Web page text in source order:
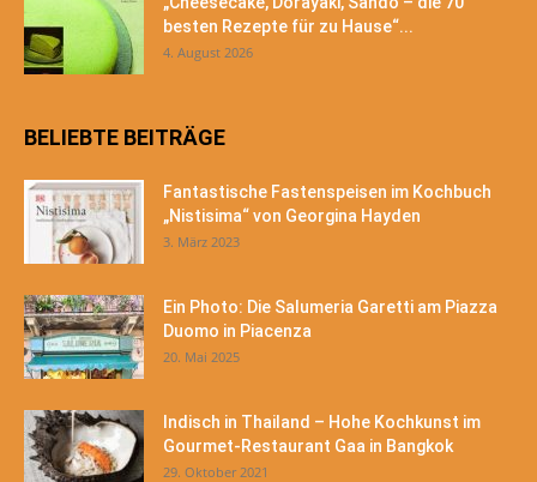
besten Rezepte für zu Hause“...
4. August 2026
BELIEBTE BEITRÄGE
Fantastische Fastenspeisen im Kochbuch
„Nistisima“ von Georgina Hayden
3. März 2023
Ein Photo: Die Salumeria Garetti am Piazza
Duomo in Piacenza
20. Mai 2025
Indisch in Thailand – Hohe Kochkunst im
Gourmet-Restaurant Gaa in Bangkok
29. Oktober 2021